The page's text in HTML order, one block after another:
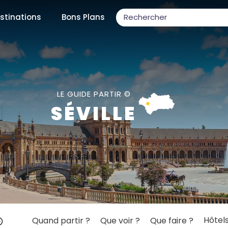
Bons Plans
LE GUIDE PARTIR ©
SÉVILLE
Quand partir ? Que voir ? Que faire ? Hôtels
populaires
mois
Février Mars Avril Mai Juin Juillet Août
Novembre Décembre